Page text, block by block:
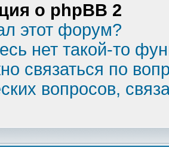
о phpBB 2
этот форум?
нет такой-то
связаться по
вопросов,